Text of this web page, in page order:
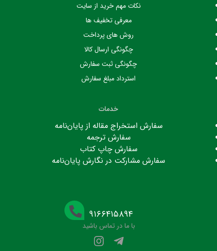
نکات مهم خرید از سایت
معرفی تخفیف ها
روش های پرداخت
چگونگی ارسال کالا
چگونگی ثبت سفارش
استرداد مبلغ سفارش
خدمات
سفارش استخراج مقاله از پایان‌نامه
سفارش ترجمه
سفارش چاپ کتاب
سفارش مشارکت در نگارش پایان‌نامه
۹۱۶۶۴۱۵۸۹۴
با ما در تماس باشید